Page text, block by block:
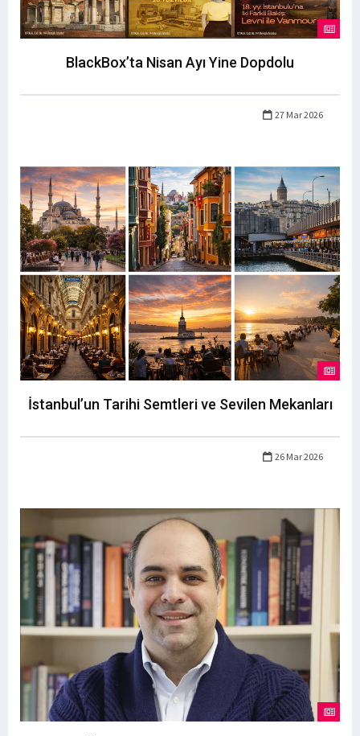
BlackBox’ta Nisan Ayı Yine Dopdolu
27 Mar 2026
İstanbul’un Tarihi Semtleri ve Sevilen Mekanları
26 Mar 2026